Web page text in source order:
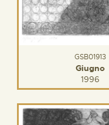
GSB01913
Giugno
1996